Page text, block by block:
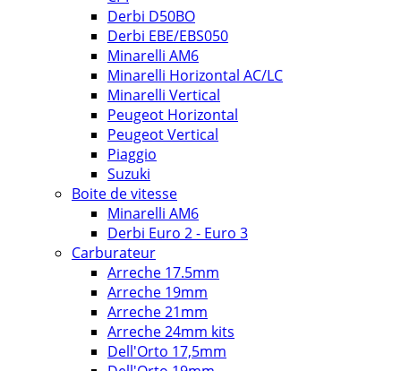
Derbi D50BO
Derbi EBE/EBS050
Minarelli AM6
Minarelli Horizontal AC/LC
Minarelli Vertical
Peugeot Horizontal
Peugeot Vertical
Piaggio
Suzuki
Boite de vitesse
Minarelli AM6
Derbi Euro 2 - Euro 3
Carburateur
Arreche 17.5mm
Arreche 19mm
Arreche 21mm
Arreche 24mm kits
Dell'Orto 17,5mm